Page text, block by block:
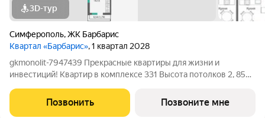
3D-тур
Симферополь,ЖК Барбарис
Квартал «Барбарис», 1 квартал 2028
gkmonolit-7947439 Прекрасные квартиры для жизни и
инвестиций! Квартир в комплексе 331 Высота потолков 2, 85
Коммерческие помещения централизованное Добавляйте
объявление в избранное, чтобы не потерять!
Позвонить Позвоните мне